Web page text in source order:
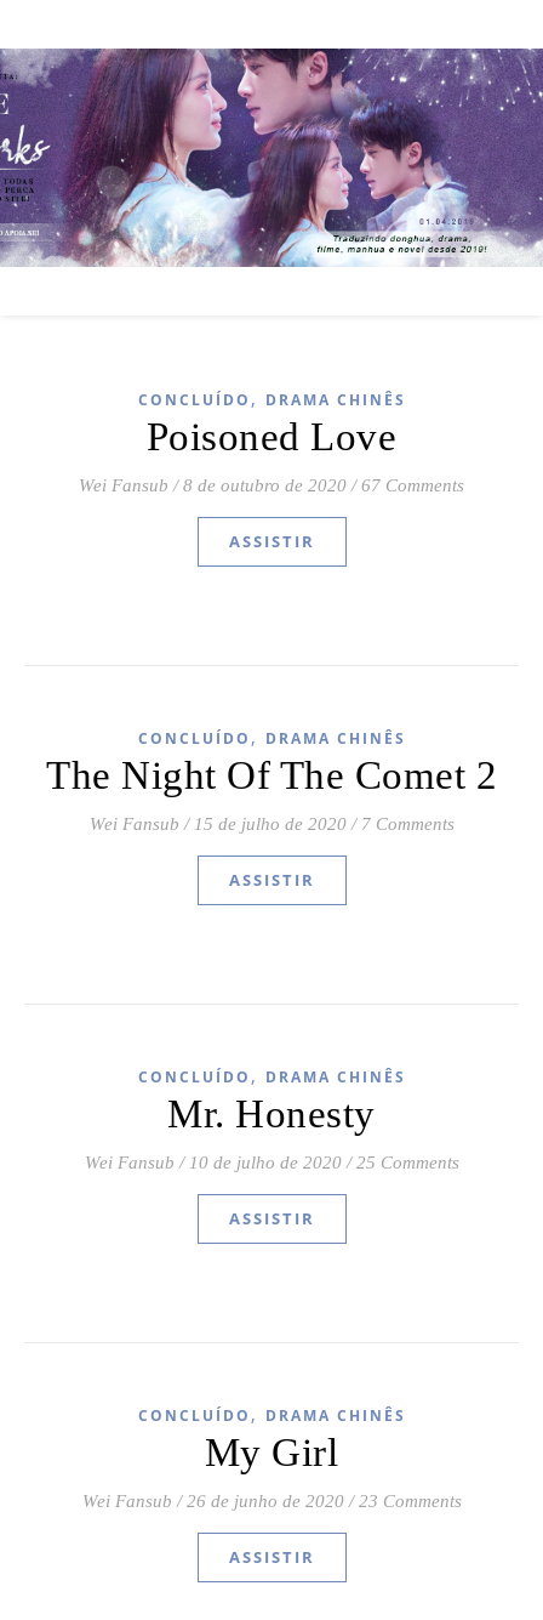
CONCLUÍDO , DRAMA CHINÊS
Poisoned Love
Wei Fansub / 8 de outubro de 2020 / 67 Comments
ASSISTIR
CONCLUÍDO , DRAMA CHINÊS
The Night Of The Comet 2
Wei Fansub / 15 de julho de 2020 / 7 Comments
ASSISTIR
CONCLUÍDO , DRAMA CHINÊS
Mr. Honesty
Wei Fansub / 10 de julho de 2020 / 25 Comments
ASSISTIR
CONCLUÍDO , DRAMA CHINÊS
My Girl
Wei Fansub / 26 de junho de 2020 / 23 Comments
ASSISTIR